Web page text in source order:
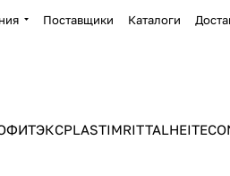
Поставщики Каталоги
PLASTIMRITTALHEITEC